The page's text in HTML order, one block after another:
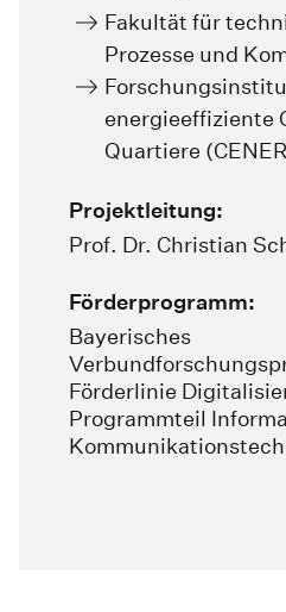
Fakultät für
Prozesse und
energieeffiziente
Quartiere
Projektleitung:
Prof. Dr. Christian
Förderprogramm:
Bayerisches
Förderlinie
Programmteil